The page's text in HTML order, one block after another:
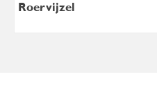
Roervijzel